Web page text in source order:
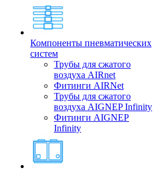
Компоненты пневматических
систем
Трубы для сжатого
воздуха AIRnet
Фитинги AIRNet
Трубы для сжатого
воздуха AIGNEP Infinity
Фитинги AIGNEP
Infinity